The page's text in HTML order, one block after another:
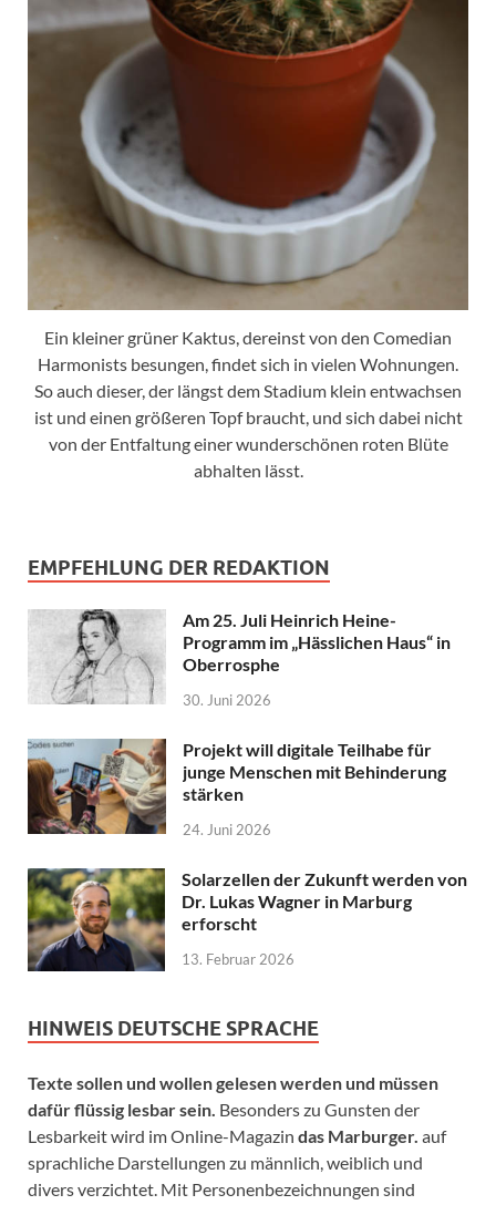
Ein kleiner grüner Kaktus, dereinst von den Comedian
Harmonists besungen, findet sich in vielen Wohnungen.
So auch dieser, der längst dem Stadium klein entwachsen
ist und einen größeren Topf braucht, und sich dabei nicht
von der Entfaltung einer wunderschönen roten Blüte
abhalten lässt.
EMPFEHLUNG DER REDAKTION
Am 25. Juli Heinrich Heine-
Programm im „Hässlichen Haus“ in
Oberrosphe
30. Juni 2026
Projekt will digitale Teilhabe für
junge Menschen mit Behinderung
stärken
24. Juni 2026
Solarzellen der Zukunft werden von
Dr. Lukas Wagner in Marburg
erforscht
13. Februar 2026
HINWEIS DEUTSCHE SPRACHE
Texte sollen und wollen gelesen werden und müssen
dafür flüssig lesbar sein. Besonders zu Gunsten der
Lesbarkeit wird im Online-Magazin das Marburger. auf
sprachliche Darstellungen zu männlich, weiblich und
divers verzichtet. Mit Personenbezeichnungen sind